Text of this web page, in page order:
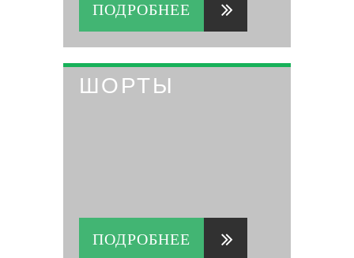
ПОДРОБНЕЕ
ШОРТЫ
ПОДРОБНЕЕ